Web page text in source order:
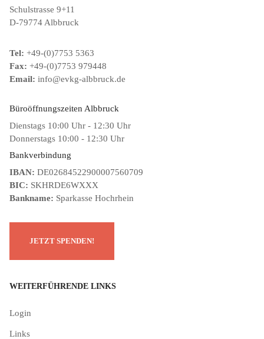
Schulstrasse 9+11
D-79774 Albbruck
Tel: +49-(0)7753 5363
Fax: +49-(0)7753 979448
Email: info@evkg-albbruck.de
Büroöffnungszeiten Albbruck
Dienstags 10:00 Uhr - 12:30 Uhr
Donnerstags 10:00 - 12:30 Uhr
Bankverbindung
IBAN: DE02684522900007560709
BIC: SKHRDE6WXXX
Bankname: Sparkasse Hochrhein
WEITERFÜHRENDE LINKS
Login
Links